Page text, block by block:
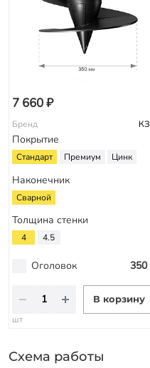
7 660 ₽
Бренд
Покрытие
Стандарт Премиум Цинк
Наконечник
Сварной
Толщина стенки
4 4.5
Оголовок 350
В корзину
шт
Схема работы